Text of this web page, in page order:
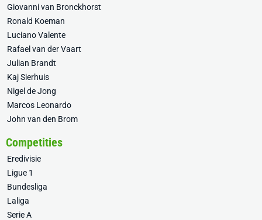
Giovanni van Bronckhorst
Ronald Koeman
Luciano Valente
Rafael van der Vaart
Julian Brandt
Kaj Sierhuis
Nigel de Jong
Marcos Leonardo
John van den Brom
Competities
Eredivisie
Ligue 1
Bundesliga
Laliga
Serie A